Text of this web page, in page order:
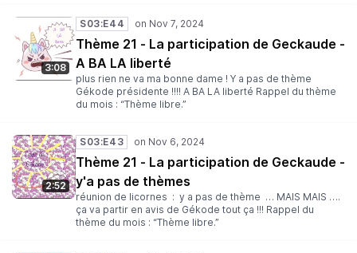
libre.”
3:08
S03:E44
Thème 21 - La participation de Geckaude -
A BA LA liberté
plus rien ne va ma bonne dame ! Y a pas de thème
Gékode présidente !!!! A BA LA liberté Rappel du thème
du mois : “Thème libre.”
2:52
S03:E43
Thème 21 - La participation de Geckaude -
y'a pas de thèmes
réunion de licornes : y a pas de thème … MAIS MAIS ….
ça va partir en avis de Gékode tout ça !!! Rappel du
thème du mois : “Thème libre.”